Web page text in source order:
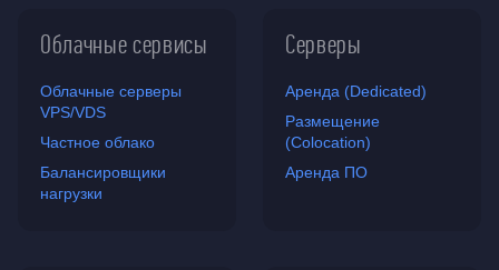
Облачные сервисы
Облачные серверы
VPS/VDS
Частное облако
Балансировщики
нагрузки
Серверы
Аренда (Dedicated)
Размещение
(Colocation)
Аренда ПО